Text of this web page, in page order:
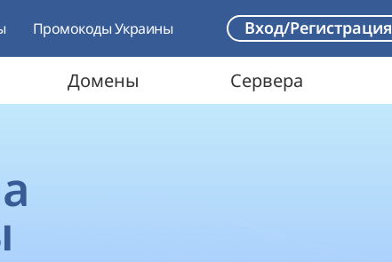
Промокоды Украины Вход/Регистрация
Домены Сервера